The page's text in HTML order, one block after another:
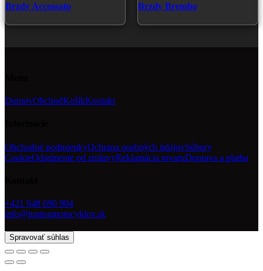
Brzdy Accossato Brzdy Brembo
DomovObchodKošíkKontakt
Obchodné podmienkyOchrana osobných údajovSúbory
CookieOdstúpenie od zmluvyReklamácia tovaruDoprava a platba
+421 948 690 904
info@tuningmotocyklov.sk
Spravovať súhlas